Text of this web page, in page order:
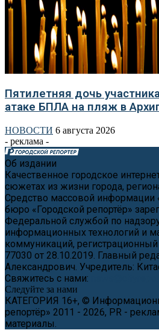
Пятилетняя дочь
атаке БПЛА на пляж в
НОВОСТИ 6 августа 2026
- реклама -
Об издании
Качественное городское
сюжетах из жизни города,
Средство массовой
бюро «Городской репортёр»
Федеральной службой по
информационных технологий и
коммуникаций,
77030 от 28.10.2019. Главный
Александрович. Учредитель:
Свяжитесь с нами:
Следуйте за нами
КАТЕГОРИЯ 16+, ©
репортёр» 2011 - 2026, PR -
материалы.